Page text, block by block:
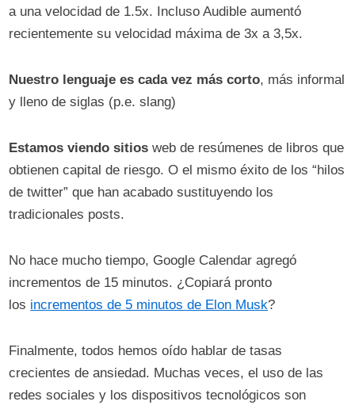
a una velocidad de 1.5x. Incluso Audible aumentó
recientemente su velocidad máxima de 3x a 3,5x.
Nuestro lenguaje es cada vez más corto, más informal
y lleno de siglas (p.e. slang)
Estamos viendo sitios web de resúmenes de libros que
obtienen capital de riesgo. O el mismo éxito de los “hilos
de twitter” que han acabado sustituyendo los
tradicionales posts.
No hace mucho tiempo, Google Calendar agregó
incrementos de 15 minutos. ¿Copiará pronto
los incrementos de 5 minutos de Elon Musk?
Finalmente, todos hemos oído hablar de tasas
crecientes de ansiedad. Muchas veces, el uso de las
redes sociales y los dispositivos tecnológicos son